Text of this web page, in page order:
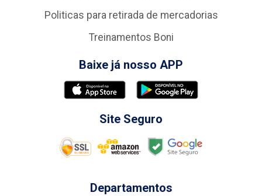
Politicas para retirada de mercadorias
Treinamentos Boni
Baixe já nosso APP
Site Seguro
Departamentos